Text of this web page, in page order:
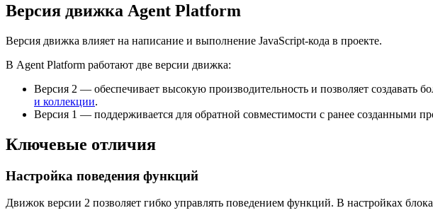
Версия движка Agent Platform
Версия движка влияет на написание и выполнение JavaScript-кода в проекте.
В Agent Platform работают две версии движка:
Версия 2 — обеспечивает высокую производительность и позволяет создавать
и коллекции.
Версия 1 — поддерживается для обратной совместимости с ранее созданными
Ключевые отличия
Настройка поведения функций
Движок версии 2 позволяет гибко управлять поведением функций. В настройках блока